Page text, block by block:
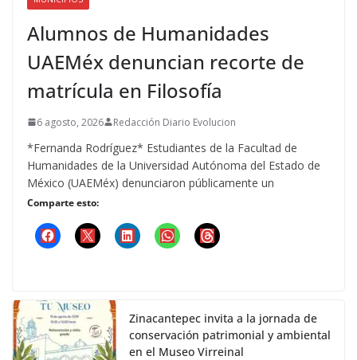
Alumnos de Humanidades
UAEMéx denuncian recorte de
matrícula en Filosofía
6 agosto, 2026 Redacción Diario Evolucion
*Fernanda Rodríguez* Estudiantes de la Facultad de
Humanidades de la Universidad Autónoma del Estado de
México (UAEMéx) denunciaron públicamente un
Comparte esto:
Zinacantepec invita a la jornada de
conservación patrimonial y ambiental
en el Museo Virreinal